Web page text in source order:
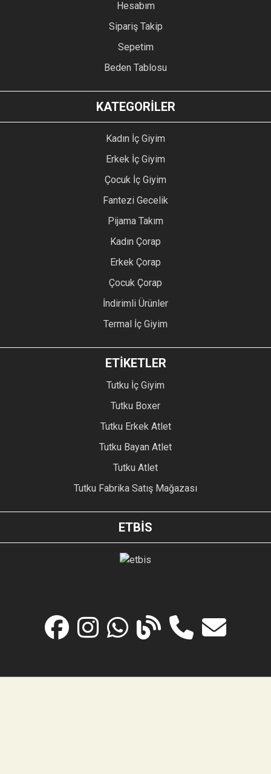
Hesabım
Sipariş Takip
Sepetim
Beden Tablosu
KATEGORİLER
Kadın İç Giyim
Erkek İç Giyim
Çocuk İç Giyim
Fantezi Gecelik
Pijama Takım
Kadın Çorap
Erkek Çorap
Çocuk Çorap
İndirimli Ürünler
Termal İç Giyim
ETİKETLER
Tutku İç Giyim
Tutku Boxer
Tutku Erkek Atlet
Tutku Bayan Atlet
Tutku Atlet
Tutku Fabrika Satış Mağazası
ETBİS